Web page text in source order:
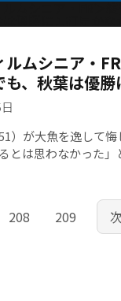
クセンが崩れて１打
テストに合格して、
ロとして初めての
ルムシニア・
も、秋葉は優
）が大魚を逸して悔
とは思わなかった」
的に１打届かなかっ
208 209